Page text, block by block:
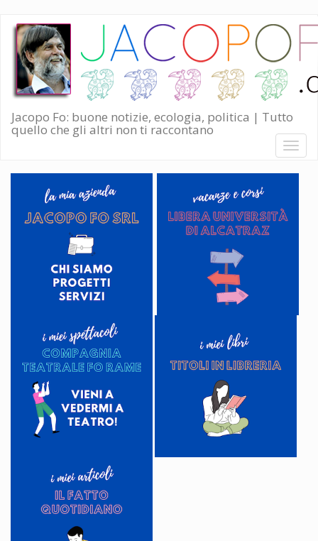
Salta
contenuto
principale
Jacopo Fo: buone notizie, ecologia, politica | Tutto
quello che gli altri non ti raccontano
Toggle